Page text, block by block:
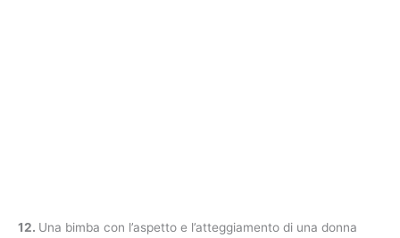
12. Una bimba con l’aspetto e l’atteggiamento di una donna